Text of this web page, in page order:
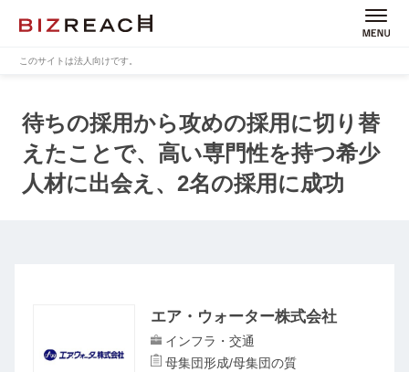
このサイトは法人向けです。
待ちの採用から攻めの採用に切り替
えたことで、高い専門性を持つ希少
人材に出会え、2名の採用に成功
エア・ウォーター株式会社
インフラ・交通
母集団形成/母集団の質